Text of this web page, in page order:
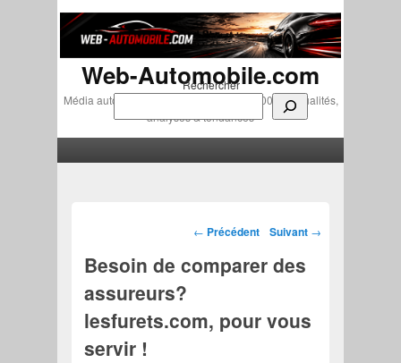
Rechercher
Web-Automobile.com
Média automobile indépendant depuis 2007 • Actualités,
analyses & tendances
Navigation des articles
← Précédent Suivant →
Besoin de comparer des
assureurs?
lesfurets.com, pour vous
servir !